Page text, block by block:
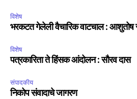
विशेष
भरकटत गेलेली वैचारिक वाटचाल : आशुतोष
विशेष
पत्रकारिता ते हिंसक आंदोलन : सौरव दास
संपादकीय
निकोप संवादाचे जागरण